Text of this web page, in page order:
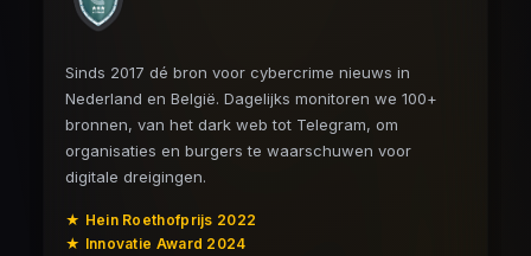
Sinds 2017 dé bron voor cybercrime nieuws in
Nederland en België. Dagelijks monitoren we 100+
bronnen, van het dark web tot Telegram, om
organisaties en burgers te waarschuwen voor
digitale dreigingen.
★ Hein Roethofprijs 2022
★ Innovatie Award 2024